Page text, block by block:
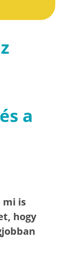
a
mi is
hogy